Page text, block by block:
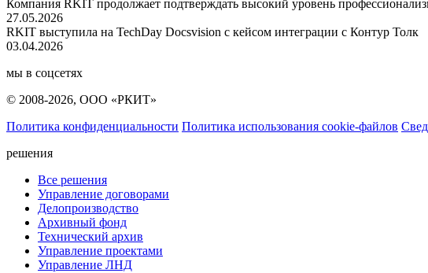
Компания RKIT продолжает подтверждать высокий уровень
27.05.2026
RKIT выступила на TechDay Docsvision с кейсом интеграции с Контур Толк
03.04.2026
мы в соцсетях
© 2008-2026, ООО «РКИТ»
Политика конфиденциальности Политика использования cookie-файлов
решения
Все решения
Управление договорами
Делопроизводство
Архивный фонд
Технический архив
Управление проектами
Управление ЛНД